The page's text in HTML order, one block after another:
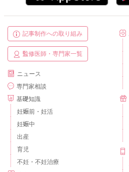
記事制作への取り組み
監修医師・専門家一覧
ニュース
専門家相談
基礎知識
妊娠前・妊活
妊娠中
出産
育児
不妊・不妊治療